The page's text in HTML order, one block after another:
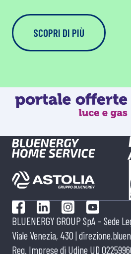
SCOPRI DI PIÙ
BLUENERGY GROUP SpA – Sede
Viale Venezia, 430 |
Reg. Imprese di Udine UD
FacebookLinkedIn InstagramYouTube